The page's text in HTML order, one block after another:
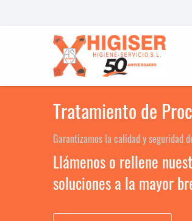
Tratamiento de
Garantizamos la calidad y seguridad
Llámenos o rellene
soluciones a la mayor